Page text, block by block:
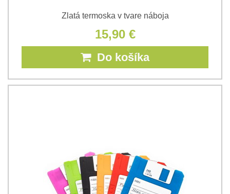
Zlatá termoska v tvare náboja
15,90 €
Do košíka